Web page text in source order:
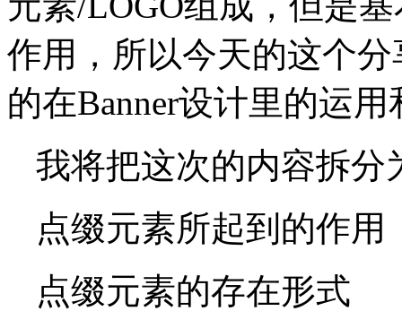
作用，所以今天的这个
的在Banner设计里的运
我将把这次的内容拆分
点缀元素所起到的作用
点缀元素的存在形式